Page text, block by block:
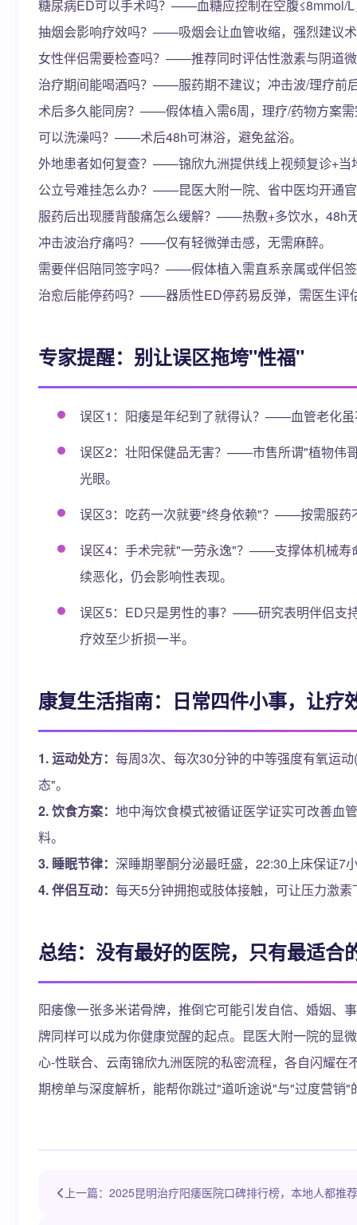
糖尿病ED可以手术吗？——血糖应控制在空腹≤8mmol/
抽烟会影响疗效吗？——吸烟会让血管收缩，强烈建议
女性伴侣需要检查吗？——推荐同时评估性激素与阴道
治疗期间能喝酒吗？——服药期不建议；冲击波/理疗前
术后多久能同房？——假体植入需6周，理疗/药物方案
可以洗澡吗？——术后48h可淋浴，避免盆浴。
外地患者如何复查？——锦欣九洲提供线上视频复诊+当
公立号难挂怎么办？——昆医大附一院、省中医均开通
服药后出现腰背酸痛怎么缓解？——热敷+多饮水，48h
冲击波治疗痛吗？——仅有轻微弹击感，无需麻醉。
需要伴侣陪同签字吗？——假体植入需直系亲属或伴侣
治愈后能停药吗？——器质性ED停药易反弹，需医生评
专家提醒：别让误区拖垮"性福"
误区1：阳痿是年纪到了就得认？——血管老化
误区2：壮阳保健品无害？——市售所谓"植物伟
光眼。
误区3：吃药一次就要"终身依赖"？——按需服药
误区4：手术完就"一劳永逸"？——支撑体机械寿
续恶化，仍会影响性表现。
误区5：ED只是男性的事？——研究表明伴侣支
疗效至少折损一半。
康复生活指南：日常四件小事，让疗
1. 运动处方： 每周3次、每次30分钟的中等强度有氧运
态"。
2. 饮食方案： 地中海饮食模式被循证医学证实可改善血
料。
3. 睡眠节律： 深睡期睾酮分泌最旺盛，22:30上床保证7
4. 伴侣互动： 每天5分钟拥抱或肢体接触，可让压力激
总结：没有最好的医院，只有最适合
阳痿像一张多米诺骨牌，推倒它可能引发自信、婚姻、
牌同样可以成为你健康觉醒的起点。昆医大附一院的显
心-性联合、云南锦欣九洲医院的私密流程，各自闪耀
期榜单与深度解析，能帮你跳过"道听途说"与"过度营销
上一篇：2025昆明治疗阳痿医院口碑排行榜，本地人都推